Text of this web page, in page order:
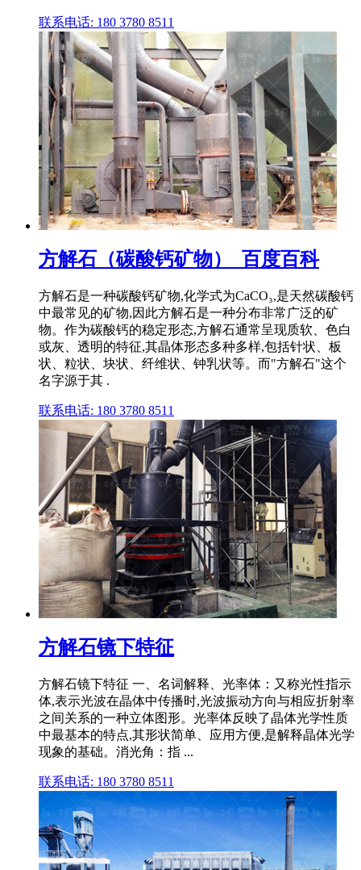
联系电话: 180 3780 8511
方解石（碳酸钙矿物）_百度百科
方解石是一种碳酸钙矿物,化学式为CaCO₃,是天然碳酸钙
中最常见的矿物,因此方解石是一种分布非常广泛的矿
物。作为碳酸钙的稳定形态,方解石通常呈现质软、色白
或灰、透明的特征,其晶体形态多种多样,包括针状、板
状、粒状、块状、纤维状、钟乳状等。而"方解石"这个
名字源于其 .
联系电话: 180 3780 8511
方解石镜下特征
方解石镜下特征 一、名词解释、光率体：又称光性指示
体,表示光波在晶体中传播时,光波振动方向与相应折射率
之间关系的一种立体图形。光率体反映了晶体光学性质
中最基本的特点,其形状简单、应用方便,是解释晶体光学
现象的基础。消光角：指 ...
联系电话: 180 3780 8511